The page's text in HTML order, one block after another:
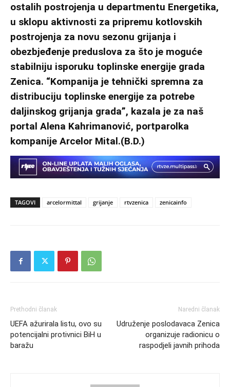
ostalih postrojenja u departmentu Energetika,
u sklopu aktivnosti za pripremu kotlovskih
postrojenja za novu sezonu grijanja i
obezbjeđenje preduslova za što je moguće
stabilniju isporuku toplinske energije grada
Zenica. “Kompanija je tehnički spremna za
distribuciju toplinske energije za potrebe
daljinskog grijanja grada”, kazala je za naš
portal Alena Kahrimanović, portparolka
kompanije Arcelor Mital.(B.D.)
TAGOVI arcelormittal grijanje rtvzenica zenicainfo
Prethodni članak
UEFA ažurirala listu, ovo su
potencijalni protivnici BiH u
baražu
Naredni članak
Udruženje poslodavaca Zenica
organizuje radionicu o
raspodjeli javnih prihoda